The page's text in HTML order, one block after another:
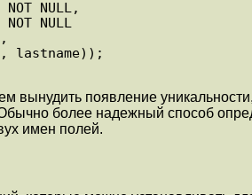
появление
более надежный способ
имен полей.